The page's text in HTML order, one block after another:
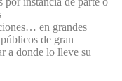
en grandes
de gran
a donde lo lleve su